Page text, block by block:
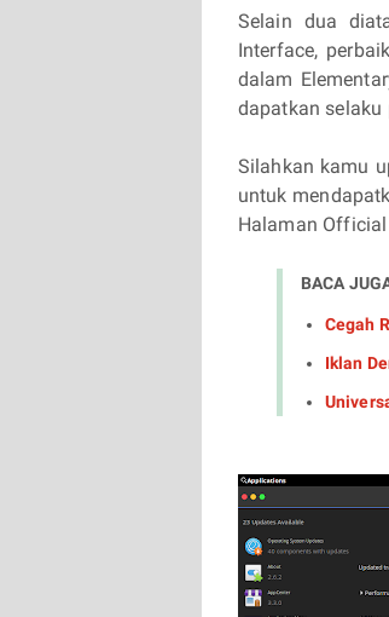
Selain dua
Interface,
dalam
dapatkan selaku
Silahkan kamu
untuk
Halaman Official
BACA
Cegah
Iklan